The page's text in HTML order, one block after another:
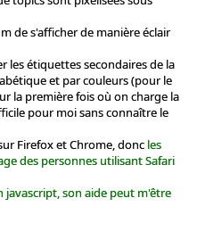
de s'afficher de manière éclair
les étiquettes secondaires de la
et par couleurs (pour le
la première fois où on charge la
pour moi sans connaître le
Firefox et Chrome, donc les
des personnes utilisant Safari
javascript, son aide peut m'être